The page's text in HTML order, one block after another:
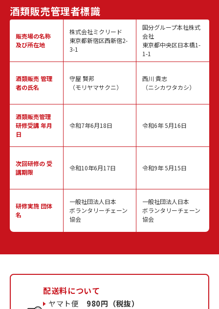
酒類販売管理者標識
販売場の名称
及び所在地
酒類販売管理
者の氏名
酒類販売管理
研修受講 年月
日
次回研修の受
講期限
研修実施 団体
名
株式会社ミクリード
東京都新宿区西新宿2-
3-1
守屋 賢邦
（モリヤマサクニ）
令和7年6月18日
令和10年6月17日
一般社団法人日本
ボランタリーチェーン
協会
国分グループ本社株式
会社
東京都中央区日本橋1-
1-1
西川 貴志
（ニシカワタカシ）
令和6年 5月16日
令和9年 5月15日
一般社団法人日本
ボランタリーチェーン
協会
配送料について
ヤマト便 980円（税抜）